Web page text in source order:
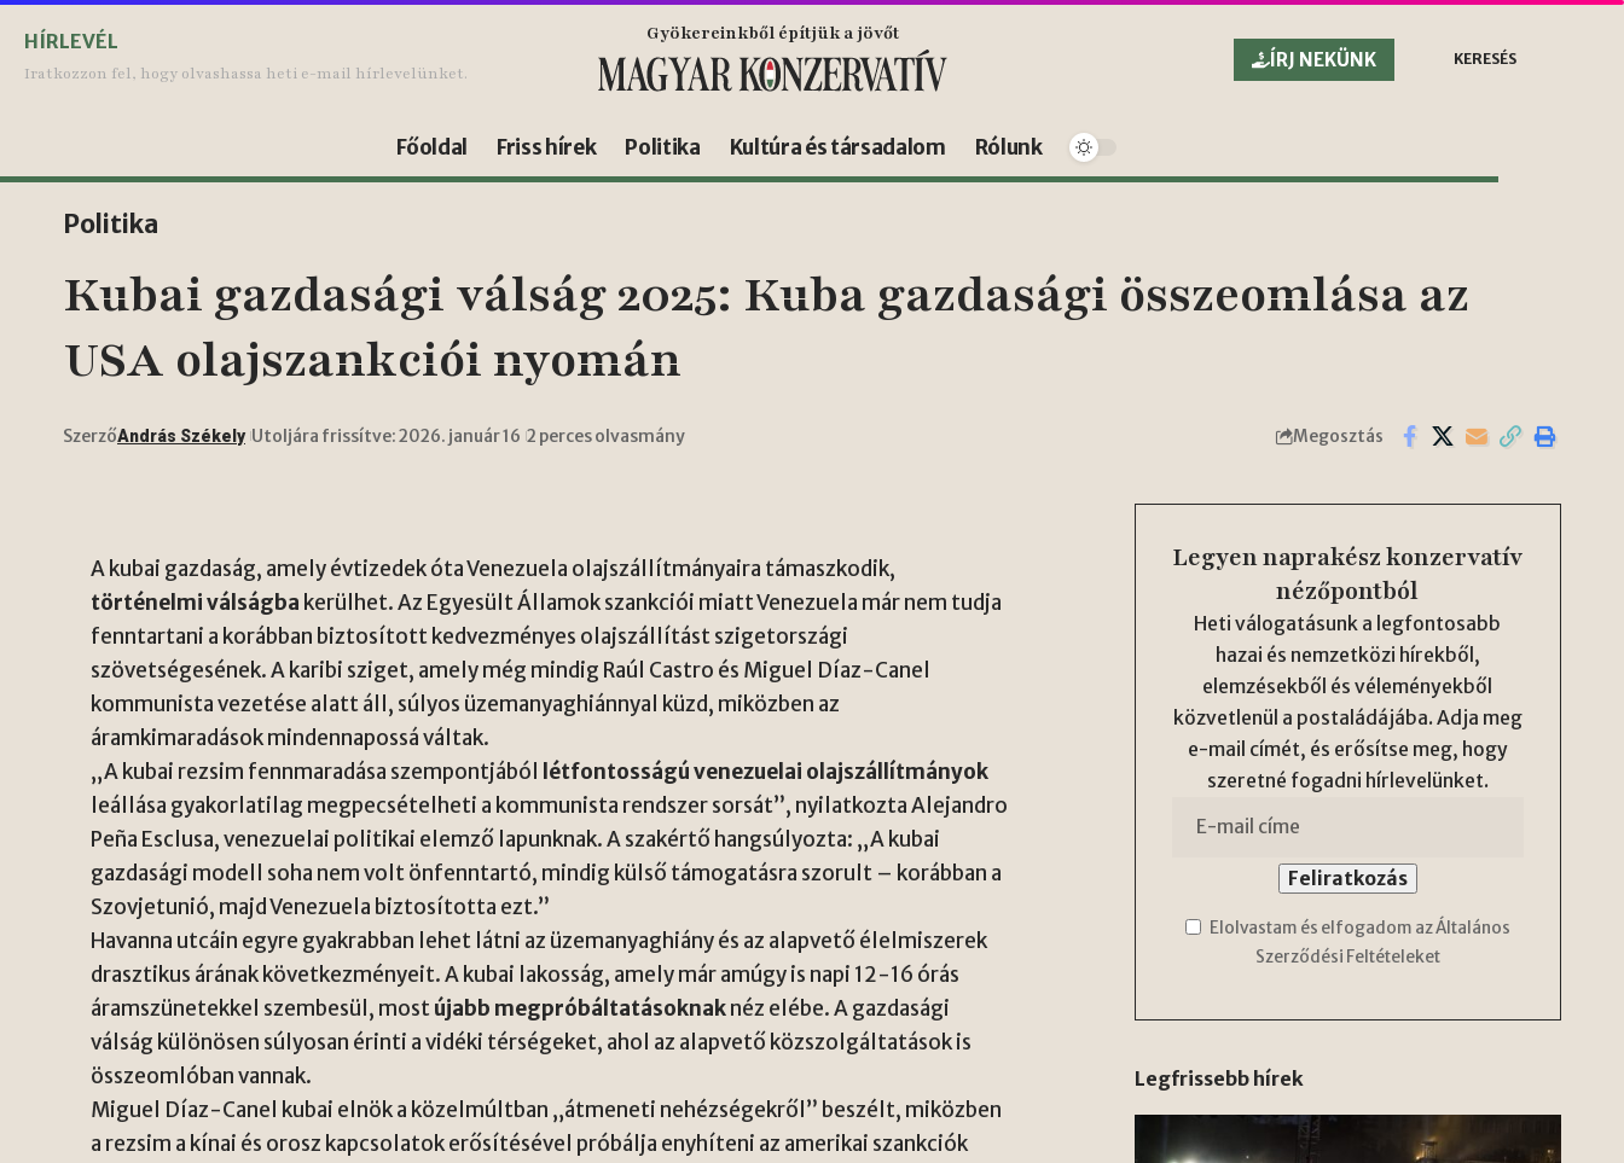
HÍRLEVÉL
Iratkozzon fel, hogy olvashassa heti e-mail hírlevelünket.
Gyökereinkből építjük a jövőt
ÍRJ NEKÜNK
KERESÉS
Főoldal Friss hírek Politika Kultúra és társadalom Rólunk
Politika
Kubai gazdasági válság 2025: Kuba gazdasági összeomlása az
USA olajszankciói nyomán
SzerzőAndrás Székely Utoljára frissítve: 2026. január 16 2 perces olvasmány Megosztás
A kubai gazdaság, amely évtizedek óta Venezuela olajszállítmányaira támaszkodik,
történelmi válságba kerülhet. Az Egyesült Államok szankciói miatt Venezuela már nem tudja
fenntartani a korábban biztosított kedvezményes olajszállítást szigetországi
szövetségesének. A karibi sziget, amely még mindig Raúl Castro és Miguel Díaz-Canel
kommunista vezetése alatt áll, súlyos üzemanyaghiánnyal küzd, miközben az
áramkimaradások mindennapossá váltak.
„A kubai rezsim fennmaradása szempontjából
létfontosságú venezuelai olajszállítmányok
leállása gyakorlatilag megpecsételheti a kommunista rendszer sorsát”, nyilatkozta Alejandro
Peña Esclusa, venezuelai politikai elemző lapunknak. A szakértő hangsúlyozta: „A kubai
gazdasági modell soha nem volt önfenntartó, mindig külső támogatásra szorult – korábban a
Szovjetunió, majd Venezuela biztosította ezt.”
Havanna utcáin egyre gyakrabban lehet látni az üzemanyaghiány és az alapvető élelmiszerek
drasztikus árának következményeit. A kubai lakosság, amely már amúgy is napi 12-16 órás
áramszünetekkel szembesül, mostújabb megpróbáltatásoknaknéz elébe. A gazdasági
válság különösen súlyosan érinti a vidéki térségeket, ahol az alapvető közszolgáltatások is
összeomlóban vannak.
Miguel Díaz-Canel kubai elnök a közelmúltban „átmeneti nehézségekről” beszélt, miközben
a rezsim a kínai és orosz kapcsolatok erősítésével próbálja enyhíteni az amerikai szankciók
Legyen naprakész konzervatív
nézőpontból
Heti válogatásunk a legfontosabb
hazai és nemzetközi hírekből,
elemzésekből és véleményekből
közvetlenül a postaládájába. Adja meg
e-mail címét, és erősítse meg, hogy
szeretné fogadni hírlevelünket.
Elolvastam és elfogadom az Általános
Szerződési Feltételeket
Legfrissebb hírek